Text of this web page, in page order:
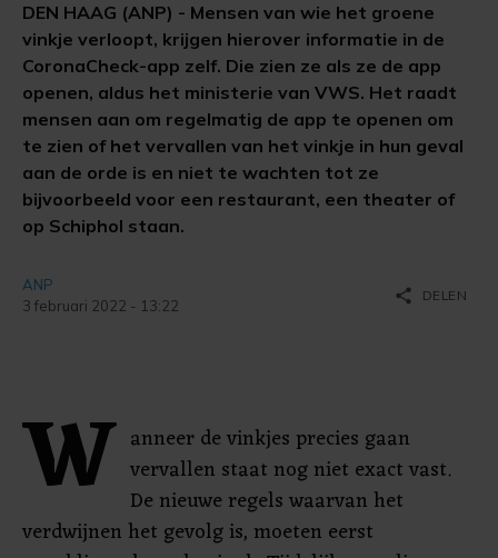
DEN HAAG (ANP) - Mensen van wie het groene
vinkje verloopt, krijgen hierover informatie in de
CoronaCheck-app zelf. Die zien ze als ze de app
openen, aldus het ministerie van VWS. Het raadt
mensen aan om regelmatig de app te openen om
te zien of het vervallen van het vinkje in hun geval
aan de orde is en niet te wachten tot ze
bijvoorbeeld voor een restaurant, een theater of
op Schiphol staan.
ANP
3 februari 2022 - 13:22
share DELEN
W anneer de vinkjes precies gaan
vervallen staat nog niet exact vast.
De nieuwe regels waarvan het
verdwijnen het gevolg is, moeten eerst